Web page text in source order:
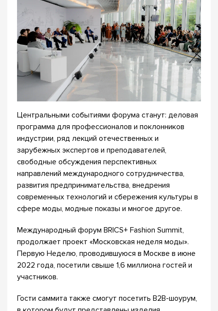
Центральными событиями форума станут: деловая
программа для профессионалов и поклонников
индустрии, ряд лекций отечественных и
зарубежных экспертов и преподавателей,
свободные обсуждения перспективных
направлений международного сотрудничества,
развития предпринимательства, внедрения
современных технологий и сбережения культуры в
сфере моды, модные показы и многое другое.
Международный форум BRICS+ Fashion Summit,
продолжает проект «Московская неделя моды».
Первую Неделю, проводившуюся в Москве в июне
2022 года, посетили свыше 1,6 миллиона гостей и
участников.
Гости саммита также смогут посетить В2В-шоурум,